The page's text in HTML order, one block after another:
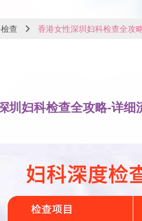
查 香港女性深圳妇科检查全攻
圳妇科检查全攻略-详细